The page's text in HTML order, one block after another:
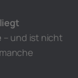
– und ist nicht